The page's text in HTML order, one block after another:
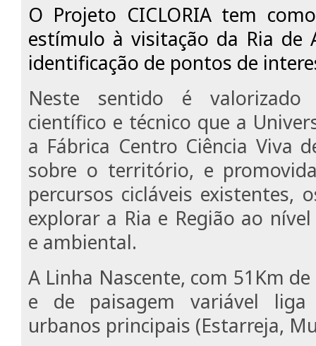
O Projeto CICLORIA tem
estímulo à visitação da Ria de
identificação de pontos de
Neste sentido é valorizado
científico e técnico que a
a Fábrica Centro Ciência Viva
sobre o território, e
percursos cicláveis existentes,
explorar a Ria e Região ao
e ambiental.
A Linha Nascente, com 51Km
e de paisagem variável
urbanos principais (Estarreja,